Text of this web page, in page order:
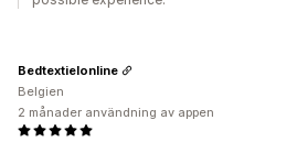
Bedtextielonline
Belgien
2 månader användning av appen